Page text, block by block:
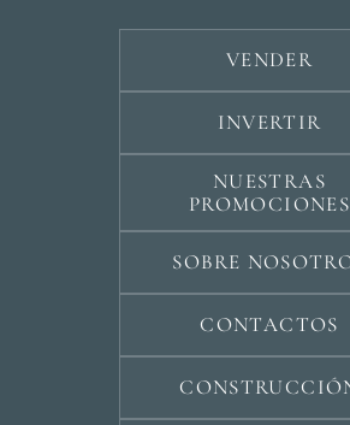
VENDER
INVERTIR
NUESTRAS
PROMOCIONES
SOBRE
CONTACTOS